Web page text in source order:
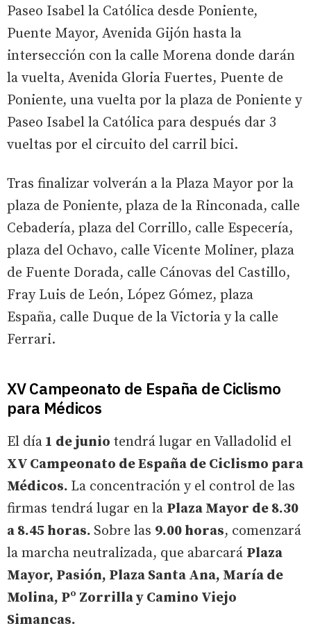
Paseo Isabel la Católica desde Poniente,
Puente Mayor, Avenida Gijón hasta la
intersección con la calle Morena donde darán
la vuelta, Avenida Gloria Fuertes, Puente de
Poniente, una vuelta por la plaza de Poniente y
Paseo Isabel la Católica para después dar 3
vueltas por el circuito del carril bici.
Tras finalizar volverán a la Plaza Mayor por la
plaza de Poniente, plaza de la Rinconada, calle
Cebadería, plaza del Corrillo, calle Especería,
plaza del Ochavo, calle Vicente Moliner, plaza
de Fuente Dorada, calle Cánovas del Castillo,
Fray Luis de León, López Gómez, plaza
España, calle Duque de la Victoria y la calle
Ferrari.
XV Campeonato de España de Ciclismo
para Médicos
El día 1 de junio tendrá lugar en Valladolid el
XV Campeonato de España de Ciclismo para
Médicos. La concentración y el control de las
firmas tendrá lugar en la Plaza Mayor de 8.30
a 8.45 horas. Sobre las 9.00 horas, comenzará
la marcha neutralizada, que abarcará Plaza
Mayor, Pasión, Plaza Santa Ana, María de
Molina, Pº Zorrilla y Camino Viejo
Simancas.